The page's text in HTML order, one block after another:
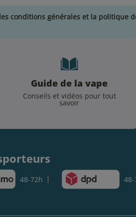
conditions générales et la politique
Guide de la vape
Conseils et vidéos pour tout
savoir
48-72h